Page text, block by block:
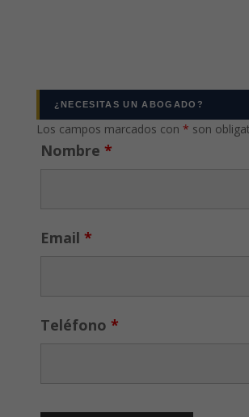
¿NECESITAS UN ABOGADO?
Los campos marcados con * son
Nombre *
Email *
Teléfono *